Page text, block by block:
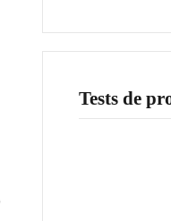
Tests de